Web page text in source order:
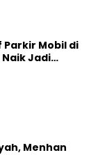
Parkir Mobil di
Naik Jadi
Menhan